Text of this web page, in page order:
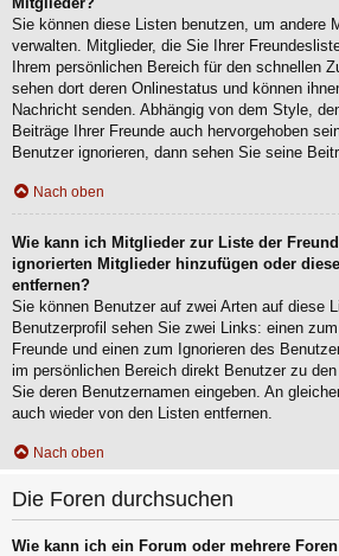
Sie können diese Listen benutzen, um andere
verwalten. Mitglieder, die Sie Ihrer
Ihrem persönlichen Bereich für den schnellen
sehen dort deren Onlinestatus und können
Nachricht senden. Abhängig von dem Style,
Beiträge Ihrer Freunde auch hervorgehoben
Benutzer ignorieren, dann sehen Sie seine
Nach oben
Wie kann ich Mitglieder zur Liste der
ignorierten Mitglieder hinzufügen oder
entfernen?
Sie können Benutzer auf zwei Arten auf diese
Benutzerprofil sehen Sie zwei Links: einen
Freunde und einen zum Ignorieren des
im persönlichen Bereich direkt Benutzer zu
Sie deren Benutzernamen eingeben. An
auch wieder von den Listen entfernen.
Nach oben
Die Foren durchsuchen
Wie kann ich ein Forum oder mehrere